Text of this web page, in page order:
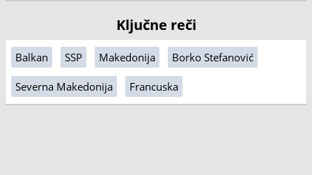
Ključne reči
Balkan SSP Makedonija Borko Stefanović
Severna Makedonija Francuska